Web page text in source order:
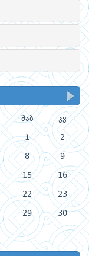
შაბ კვ
1 2
8 9
15 16
22 23
29 30